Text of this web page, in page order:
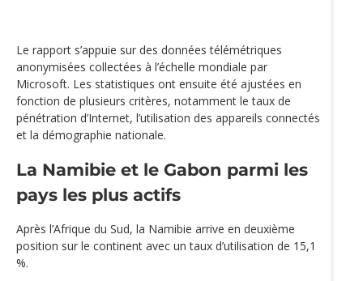
Le rapport s’appuie sur des données télémétriques
anonymisées collectées à l’échelle mondiale par
Microsoft. Les statistiques ont ensuite été ajustées en
fonction de plusieurs critères, notamment le taux de
pénétration d’Internet, l’utilisation des appareils connectés
et la démographie nationale.
La Namibie et le Gabon parmi les
pays les plus actifs
Après l’Afrique du Sud, la Namibie arrive en deuxième
position sur le continent avec un taux d’utilisation de 15,1
%.